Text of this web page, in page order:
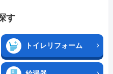
す
トイレリフォーム